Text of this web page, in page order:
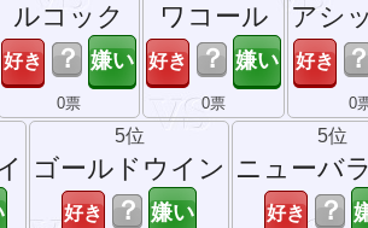
ルコック
？
0票
ワコール
？
0票
アシ
？
0
5位
ゴールドウイン
？
5位
ニューバ
？